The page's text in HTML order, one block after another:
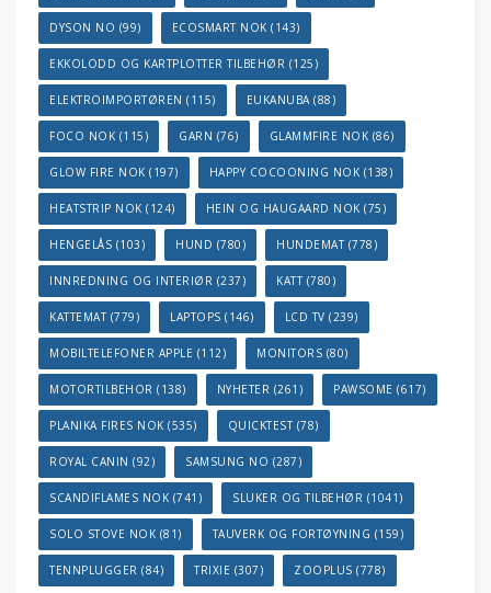
DYSON NO (99) ECOSMART NOK (143)
EKKOLODD OG KARTPLOTTER TILBEHØR (125)
ELEKTROIMPORTØREN (115) EUKANUBA(88)
FOCO NOK (115) GARN (76) GLAMMFIRE NOK (86)
GLOW FIRE NOK (197) HAPPY COCOONING NOK (138)
HEATSTRIP NOK (124) HEIN OG HAUGAARD NOK (75)
HENGELÅS (103) HUND (780) HUNDEMAT(778)
INNREDNING OG INTERIØR (237) KATT(780)
KATTEMAT(779) LAPTOPS (146) LCD TV (239)
MOBILTELEFONER APPLE (112) MONITORS (80)
MOTORTILBEHOR (138) NYHETER (261) PAWSOME (617)
PLANIKA FIRES NOK (535) QUICKTEST(78)
ROYAL CANIN (92) SAMSUNG NO (287)
SCANDIFLAMES NOK (741) SLUKER OG TILBEHØR (1041)
SOLO STOVE NOK (81) TAUVERK OG FORTØYNING (159)
TENNPLUGGER (84) TRIXIE (307) ZOOPLUS (778)